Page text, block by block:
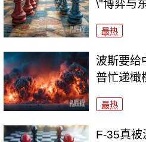
\"博弈与
最热
波斯要给
普忙递橄
最热
F-35真被